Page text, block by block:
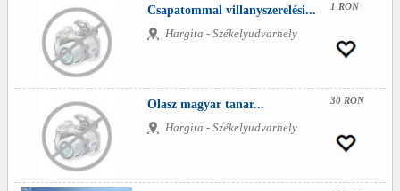
Csapatommal villanyszerelési...
Hargita - Székelyudvarhely
1 RON
Olasz magyar tanar...
Hargita - Székelyudvarhely
30 RON